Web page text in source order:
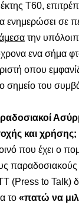
Τ60,
ενημερώσει σε
την
ενα σήμα
οπου
σημείο του
και χρήσης;
που έχει ο
(Press to Talk)
το «πατώ να